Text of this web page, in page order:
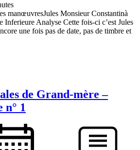
manœuvresJules Monsieur Constantinà
Inferieure Analyse Cette fois-ci c’est Jules
une fois pas de date, pas de timbre et
de Grand-mère –
n° 1